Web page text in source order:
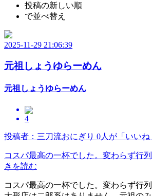
投稿の新しい順
で並べ替え
2025-11-29 21:06:39
元祖しょうゆらーめん
元祖しょうゆらーめん
4
投稿者：三刀流おにぎり 0人が「いい
コスパ最高の一杯でした。変わらず行
きを読む
コスパ最高の一杯でした。変わらず行